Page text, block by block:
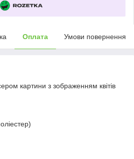
Оплата Умови повернення
картини з зображенням квітів